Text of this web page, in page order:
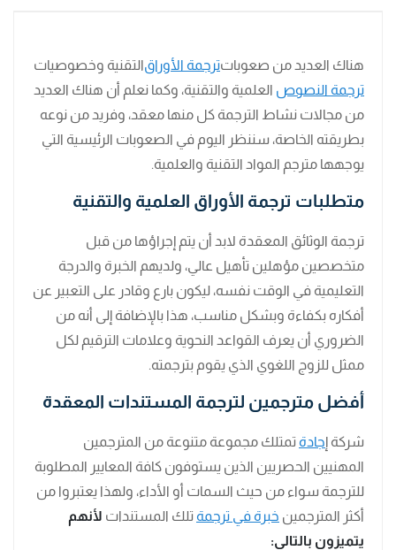
هناك العديد من صعوباتترجمة الأوراقالتقنية وخصوصيات
ترجمة النصوص العلمية والتقنية، وكما نعلم أن هناك العديد
من مجالات نشاط الترجمة كل منها معقد، وفريد من نوعه
بطريقته الخاصة، سننظر اليوم في الصعوبات الرئيسية التي
يوجهها مترجم المواد التقنية والعلمية.
متطلبات ترجمة الأوراق العلمية والتقنية
ترجمة الوثائق المعقدة لابد أن يتم إجراؤها من قبل
متخصصين مؤهلين تأهيل عالي، ولديهم الخبرة والدرجة
التعليمية في الوقت نفسه، ليكون بارع وقادر على التعبير عن
أفكاره بكفاءة وبشكل مناسب، هذا بالإضافة إلى أنه من
الضروري أن يعرف القواعد النحوية وعلامات الترقيم لكل
ممثل للزوج اللغوي الذي يقوم بترجمته.
أفضل مترجمين لترجمة المستندات المعقدة
شركة إجادة تمتلك مجموعة متنوعة من المترجمين
المهنيين الحصريين الذين يستوفون كافة المعايير المطلوبة
للترجمة سواء من حيث السمات أو الأداء، ولهذا يعتبروا من
أكثر المترجمين خبرة في ترجمة تلك المستندات لأنهم
يتميزون بالتالي: